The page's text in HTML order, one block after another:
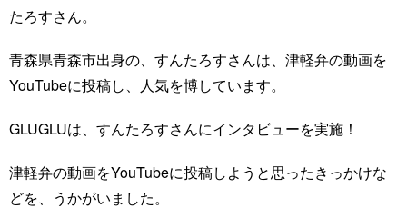
たろすさん。
青森県青森市出身の、すんたろすさんは、津軽弁の動画を
YouTubeに投稿し、人気を博しています。
GLUGLUは、すんたろすさんにインタビューを実施！
津軽弁の動画をYouTubeに投稿しようと思ったきっかけな
どを、うかがいました。